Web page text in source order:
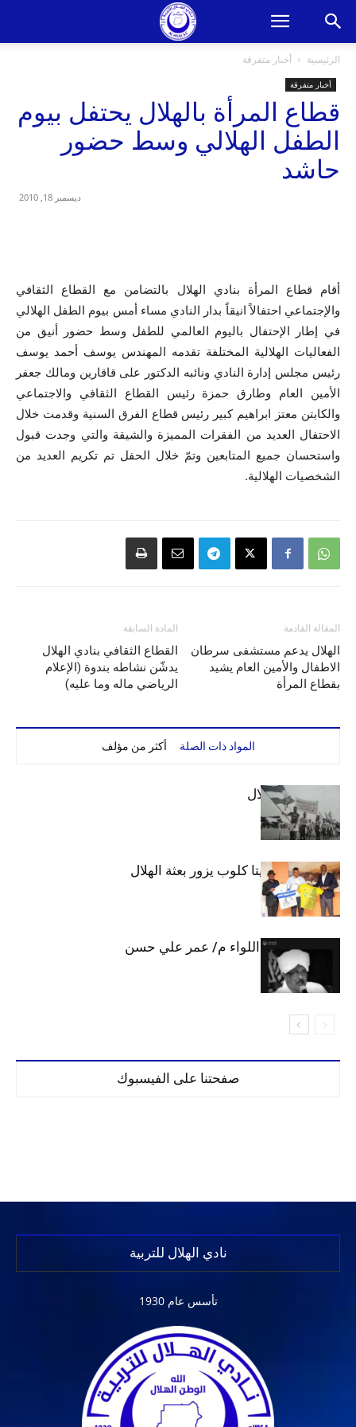
الرئيسية أخبار متفرقة
أخبار متفرقة
قطاع المرأة بالهلال يحتفل بيوم
الطفل الهلالي وسط حضور
حاشد
ديسمبر 18, 2010
أقام قطاع المرأة بنادي الهلال بالتضامن مع القطاع الثقافي
والإجتماعي احتفالاً انيقاً بدار النادي مساء أمس بيوم الطفل الهلالي
في إطار الإحتفال باليوم العالمي للطفل وسط حضور أنيق من
الفعاليات الهلالية المختلفة تقدمه المهندس يوسف أحمد يوسف
رئيس مجلس إدارة النادي ونائبه الدكتور على قاقارين ومالك جعفر
الأمين العام وطارق حمزة رئيس القطاع الثقافي والاجتماعي
والكابتن معتز ابراهيم كبير رئيس قطاع الفرق السنية وقدمت خلال
الاحتفال العديد من الفقرات المميزة والشيقة والتي وجدت قبول
واستحسان جميع المتابعين وتمّ خلال الحفل تم تكريم العديد من
الشخصيات الهلالية.
المادة السابقة
القطاع الثقافي بنادي الهلال
يدشّن نشاطه بندوة (الإعلام
الرياضي ماله وما عليه)
المقالة القادمة
الهلال يدعم مستشفى سرطان
الاطفال والأمين العام يشيد
بقطاع المرأة
المواد ذات الصلة أكثر من مؤلف
الهلال والاستقلال
وفد رفيع من فيتا كلوب يزور بعثة الهلال
الهلال يحتسب اللواء م/ عمر علي حسن
صفحتنا على الفيسبوك
نادي الهلال للتربية
تأسس عام 1930